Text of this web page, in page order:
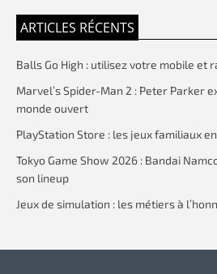
ARTICLES RÉCENTS
Balls Go High : utilisez votre mobile et
Marvel’s Spider-Man 2 : Peter Parker
monde ouvert
PlayStation Store : les jeux familiaux
Tokyo Game Show 2026 : Bandai
son lineup
Jeux de simulation : les métiers à